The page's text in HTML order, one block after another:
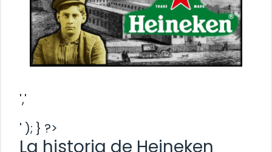
','
' ); } ?>
La historia de Heineken